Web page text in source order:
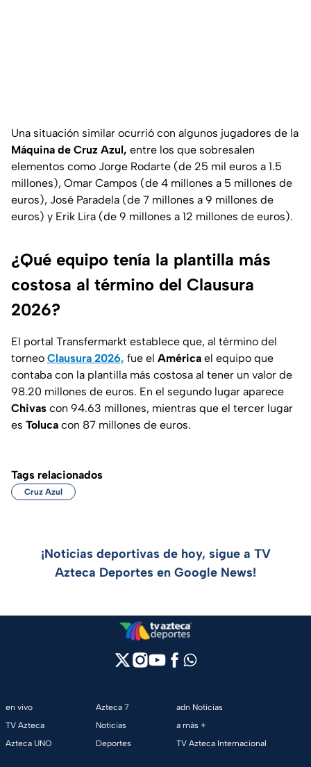
Una situación similar ocurrió con algunos jugadores de la
Máquina de Cruz Azul, entre los que sobresalen
elementos como Jorge Rodarte (de 25 mil euros a 1.5
millones), Omar Campos (de 4 millones a 5 millones de
euros), José Paradela (de 7 millones a 9 millones de
euros) y Erik Lira (de 9 millones a 12 millones de euros).
¿Qué equipo tenía la plantilla más
costosa al término del Clausura
2026?
El portal Transfermarkt establece que, al término del
torneo Clausura 2026, fue el América el equipo que
contaba con la plantilla más costosa al tener un valor de
98.20 millones de euros. En el segundo lugar aparece
Chivas con 94.63 millones, mientras que el tercer lugar
es Toluca con 87 millones de euros.
Tags relacionados
Cruz Azul
¡Noticias deportivas de hoy, sigue a TV
Azteca Deportes en Google News!
en vivo
TV Azteca
Azteca UNO
Azteca 7
Noticias
Deportes
adn Noticias
a más +
TV Azteca Internacional